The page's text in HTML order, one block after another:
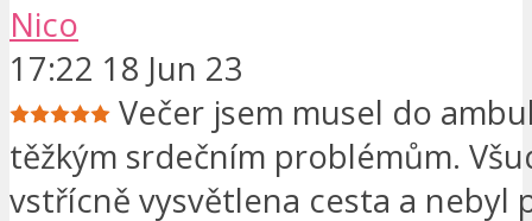
Nico
17:22 18 Jun 23
Večer jsem musel do
těžkým srdečním problémům.
vstřícně vysvětlena cesta a nebyl